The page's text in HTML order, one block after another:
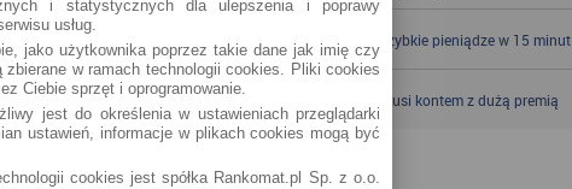
9. SKOK po szybkie pieniądze w 15 minut
10. VeloBank kusi kontem z dużą premią
i statystycznych dla ulepszenia i poprawy
usług.
jako użytkownika poprzez takie dane jak imię czy
w ramach technologii cookies. Pliki cookies
Ciebie sprzęt i oprogramowanie.
jest do określenia w ustawieniach przeglądarki
ustawień, informacje w plikach cookies mogą być
cookies jest spółka Rankomat.pl Sp. z o.o.